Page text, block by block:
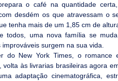
o café na quantidade
desdém os que atravessam o
tenha mais de um 1,85 cm de
todos, uma nova família se
improváveis surgem na sua vida.
do New York Times, o romance
volta às livrarias brasileiras agora
adaptação cinematográfica,